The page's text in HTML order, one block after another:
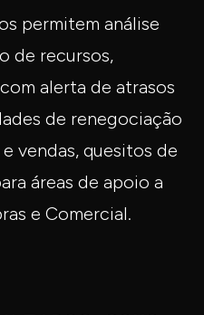
permitem análise
de recursos,
alerta de atrasos
de renegociação
vendas, quesitos de
áreas de apoio a
e Comercial.